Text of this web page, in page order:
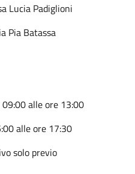
Lucia Padiglioni
Pia Batassa
alle ore 13:00
alle ore 17:30
solo previo